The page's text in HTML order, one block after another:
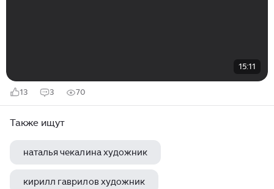
15:11
13 3 70
Также ищут
наталья чекалина художник
кирилл гаврилов художник